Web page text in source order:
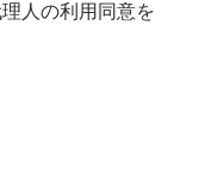
人の利用同意を